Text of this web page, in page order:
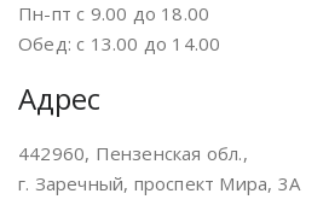
Пн-пт с 9.00 до 18.00
Обед: с 13.00 до 14.00
Адрес
442960, Пензенская обл.,
г. Заречный, проспект Мира, 3А